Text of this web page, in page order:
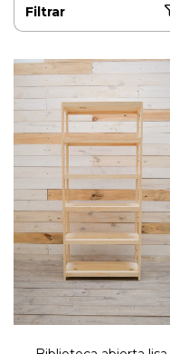
Filtrar